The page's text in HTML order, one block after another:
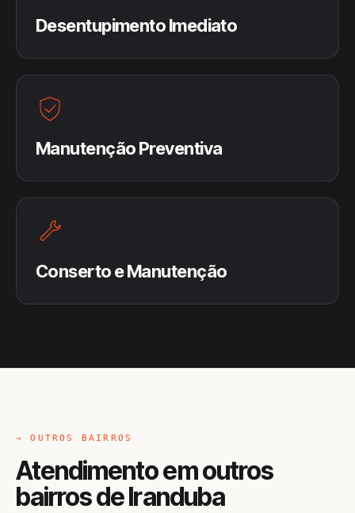
Desentupimento Imediato
Manutenção Preventiva
Conserto e Manutenção
→ OUTROS BAIRROS
Atendimento em outros
bairros de Iranduba